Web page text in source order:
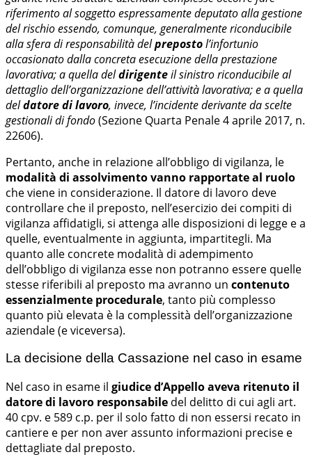
riferimento al soggetto espressamente deputato alla gestione
del rischio essendo, comunque, generalmente riconducibile
alla sfera di responsabilità delprepostol’infortunio
occasionato dalla concreta esecuzione della prestazione
lavorativa; a quella deldirigenteil sinistro riconducibile al
dettaglio dell’organizzazione dell’attività lavorativa; e a quella
deldatore di lavoro, invece, l’incidente derivante da scelte
gestionali di fondo(Sezione Quarta Penale 4 aprile 2017, n.
22606).
Pertanto, anche in relazione all’obbligo di vigilanza, le
modalità di assolvimento vanno rapportate al ruolo
che viene in considerazione. Il datore di lavoro deve
controllare che il preposto, nell’esercizio dei compiti di
vigilanza affidatigli, si attenga alle disposizioni di legge e a
quelle, eventualmente in aggiunta, impartitegli. Ma
quanto alle concrete modalità di adempimento
dell’obbligo di vigilanza esse non potranno essere quelle
stesse riferibili al preposto ma avranno un contenuto
essenzialmente procedurale, tanto più complesso
quanto più elevata è la complessità dell’organizzazione
aziendale (e viceversa).
La decisione della Cassazione nel caso in esame
Nel caso in esame il giudice d’Appello aveva ritenuto il
datore di lavoro responsabile del delitto di cui agli art.
40 cpv. e 589 c.p. per il solo fatto di non essersi recato in
cantiere e per non aver assunto informazioni precise e
dettagliate dal preposto.